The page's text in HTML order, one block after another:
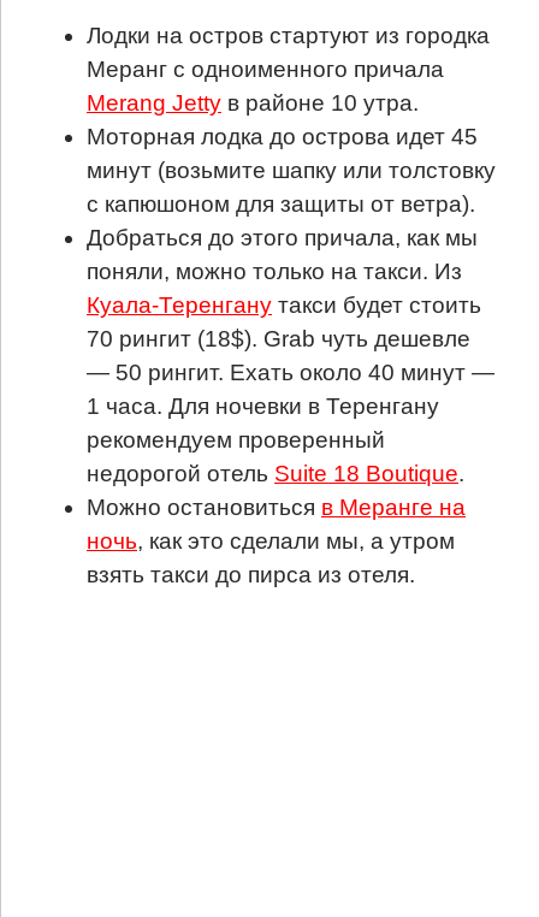
Лодки на остров стартуют из городка
Меранг с одноименного причала
Merang Jetty в районе 10 утра.
Моторная лодка до острова идет 45
минут (возьмите шапку или толстовку
с капюшоном для защиты от ветра).
Добраться до этого причала, как мы
поняли, можно только на такси. Из
Куала-Теренгану такси будет стоить
70 рингит (18$). Grab чуть дешевле
— 50 рингит. Ехать около 40 минут —
1 часа. Для ночевки в Теренгану
рекомендуем проверенный
недорогой отель Suite 18 Boutique.
Можно остановиться в Меранге на
ночь, как это сделали мы, а утром
взять такси до пирса из отеля.